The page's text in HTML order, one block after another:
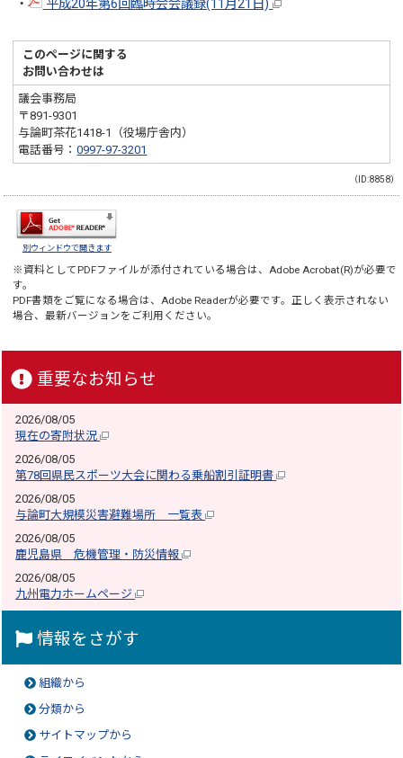
・
平成20年第6回臨時会会議録(11月21日)
このページに関する
お問い合わせは
議会事務局
〒891-9301
与論町茶花1418-1（役場庁舎内）
電話番号：0997-97-3201
（ID:8858）
別ウィンドウで開きます
※資料としてPDFファイルが添付されている場合は、Adobe Acrobat(R)が必要で
す。
PDF書類をご覧になる場合は、Adobe Readerが必要です。正しく表示されない
場合、最新バージョンをご利用ください。
重要なお知らせ
2026/08/05
現在の寄附状況
2026/08/05
第78回県民スポーツ大会に関わる乗船割引証明書
2026/08/05
与論町大規模災害避難場所 一覧表
2026/08/05
鹿児島県 危機管理・防災情報
2026/08/05
九州電力ホームページ
情報をさがす
組織から
分類から
サイトマップから